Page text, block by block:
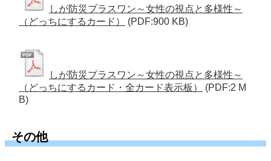
しが防災プラスワン～女性の視点と多様性～
（どっちにするカード）
(PDF:900 KB)
しが防災プラスワン～女性の視点と多様性～
（どっちにするカード・全カード表示板）
(PDF:2 M
B)
その他